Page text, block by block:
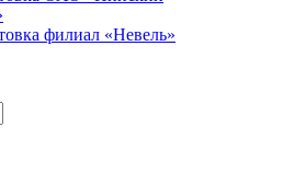
филиал «Невель»